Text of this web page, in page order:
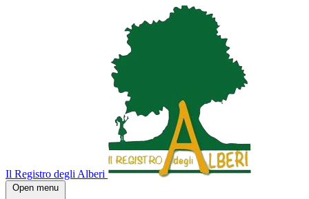
Il Registro degli Alberi
Open menu